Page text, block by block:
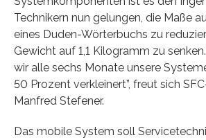
Technikern nun gelungen, die Maße
eines Duden-Wörterbuchs zu
Gewicht auf 1,1 Kilogramm zu
wir alle sechs Monate unsere
50 Prozent verkleinert”, freut sich
Manfred Stefener.
Das mobile System soll